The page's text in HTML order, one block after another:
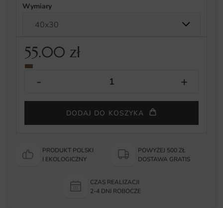
Wymiary
55.00 zł
DODAJ DO KOSZYKA
PRODUKT POLSKI
I EKOLOGICZNY
POWYŻEJ 500 ZŁ
DOSTAWA GRATIS
CZAS REALIZACJI
2-4 DNI ROBOCZE